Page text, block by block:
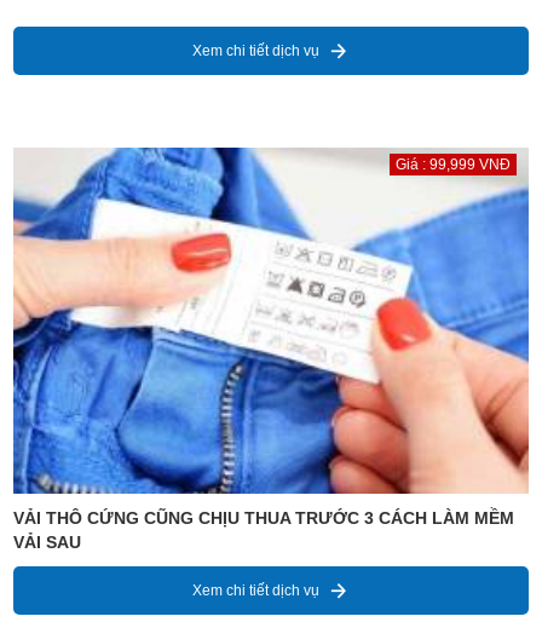
Xem chi tiết dịch vụ
Giá : 99,999 VNĐ
VẢI THÔ CỨNG CŨNG CHỊU THUA TRƯỚC 3 CÁCH LÀM MỀM
VẢI SAU
Xem chi tiết dịch vụ